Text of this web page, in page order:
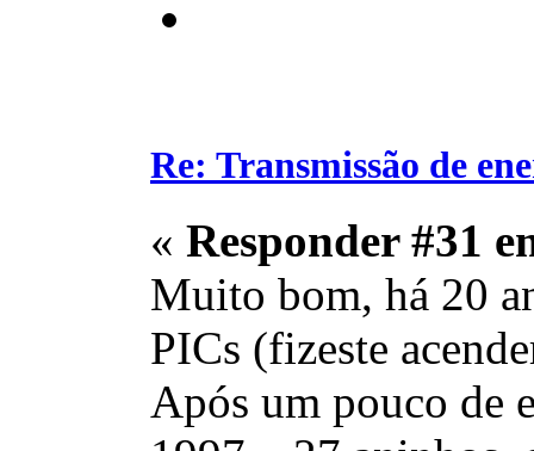
Re: Transmissão de
« Responder #31
Muito bom, há 20
PICs (fizeste
Após um pouco de